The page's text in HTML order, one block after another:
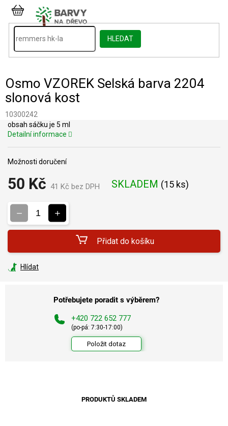
Přejít
obsah
HLEDAT
NÁKUPNÍ
KOŠÍK
Osmo VZOREK Selská barva 2204
slonová kost
10300242
50 Kč 41 Kč bez DPH SKLADEM (15 ks)
Možnosti doručení
Přidat do košíku
obsah sáčku je 5 ml
Detailní informace
Hlídat
Potřebujete poradit s výběrem?
+420 722 652 777
(po-pá: 7:30-17:00)
Položit dotaz
PRODUKTŮ SKLADEM